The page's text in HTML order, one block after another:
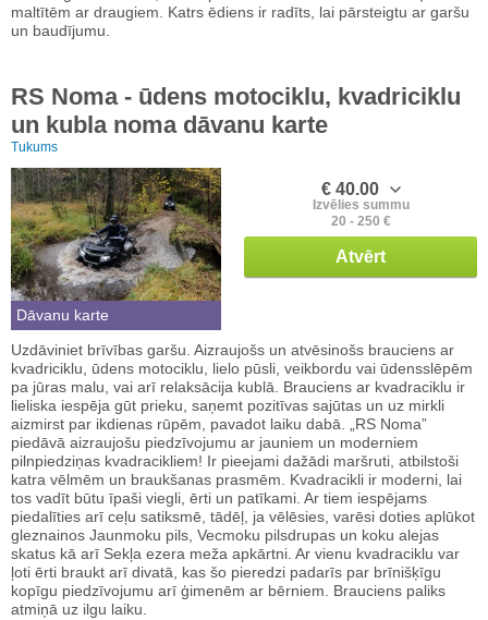
maltītēm ar draugiem. Katrs ēdiens ir radīts, lai pārsteigtu ar garšu
un baudījumu.
RS Noma - ūdens motociklu, kvadriciklu
un kubla noma dāvanu karte
Tukums
Dāvanu karte
€ 40.00
Izvēlies summu
20 - 250 €
Atvērt
Uzdāviniet brīvības garšu. Aizraujošs un atvēsinošs brauciens ar
kvadriciklu, ūdens motociklu, lielo pūsli, veikbordu vai ūdensslēpēm
pa jūras malu, vai arī relaksācija kublā. Brauciens ar kvadraciklu ir
lieliska iespēja gūt prieku, saņemt pozitīvas sajūtas un uz mirkli
aizmirst par ikdienas rūpēm, pavadot laiku dabā. „RS Noma”
piedāvā aizraujošu piedzīvojumu ar jauniem un moderniem
pilnpiedziņas kvadracikliem! Ir pieejami dažādi maršruti, atbilstoši
katra vēlmēm un braukšanas prasmēm. Kvadracikli ir moderni, lai
tos vadīt būtu īpaši viegli, ērti un patīkami. Ar tiem iespējams
piedalīties arī ceļu satiksmē, tādēļ, ja vēlēsies, varēsi doties aplūkot
gleznainos Jaunmoku pils, Vecmoku pilsdrupas un koku alejas
skatus kā arī Sekļa ezera meža apkārtni. Ar vienu kvadraciklu var
ļoti ērti braukt arī divatā, kas šo pieredzi padarīs par brīnišķīgu
kopīgu piedzīvojumu arī ģimenēm ar bērniem. Brauciens paliks
atmiņā uz ilgu laiku.